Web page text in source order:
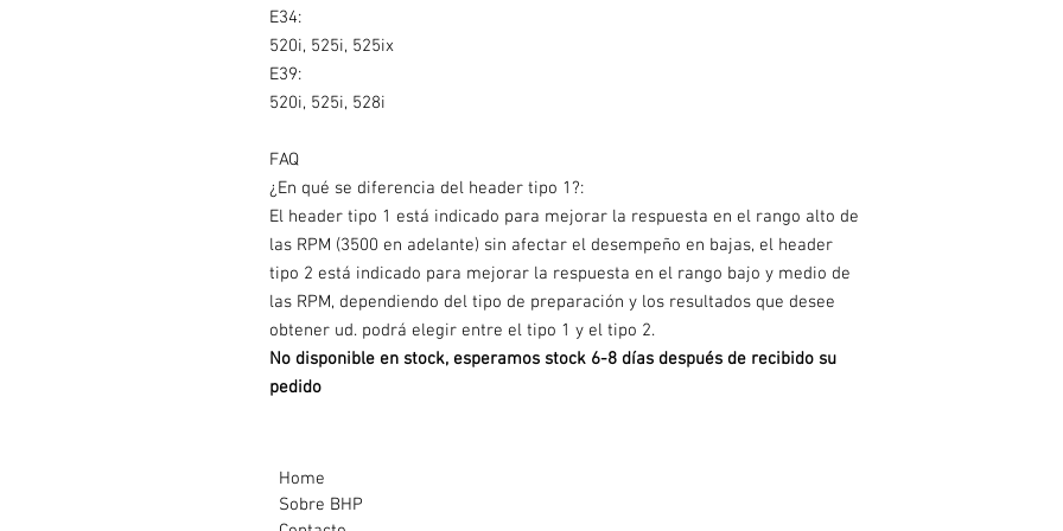
E34:
520i, 525i, 525ix
E39:
520i, 525i, 528i
FAQ
¿En qué se diferencia del header tipo 1?:
El header tipo 1 está indicado para mejorar la respuesta en el rango alto de
las RPM (3500 en adelante) sin afectar el desempeño en bajas, el header
tipo 2 está indicado para mejorar la respuesta en el rango bajo y medio de
las RPM, dependiendo del tipo de preparación y los resultados que desee
obtener ud. podrá elegir entre el tipo 1 y el tipo 2.
No disponible en stock, esperamos stock 6-8 días después de recibido su
pedido
Home
Sobre BHP